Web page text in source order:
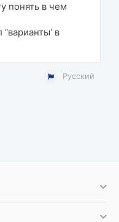
понять в чем
"варианты' в
Русский